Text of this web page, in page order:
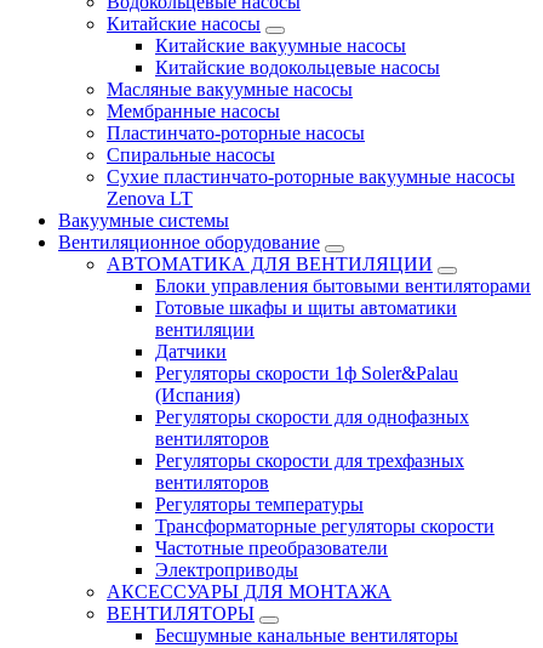
Китайские насосы
Китайские вакуумные насосы
Китайские водокольцевые насосы
Масляные вакуумные насосы
Мембранные насосы
Пластинчато-роторные насосы
Спиральные насосы
Сухие пластинчато-роторные вакуумные насосы
Zenova LT
Вакуумные системы
Вентиляционное оборудование
АВТОМАТИКА ДЛЯ ВЕНТИЛЯЦИИ
Блоки управления бытовыми вентиляторами
Готовые шкафы и щиты автоматики
вентиляции
Датчики
Регуляторы скорости 1ф Soler&Palau
(Испания)
Регуляторы скорости для однофазных
вентиляторов
Регуляторы скорости для трехфазных
вентиляторов
Регуляторы температуры
Трансформаторные регуляторы скорости
Частотные преобразователи
Электроприводы
АКСЕССУАРЫ ДЛЯ МОНТАЖА
ВЕНТИЛЯТОРЫ
Бесшумные канальные вентиляторы